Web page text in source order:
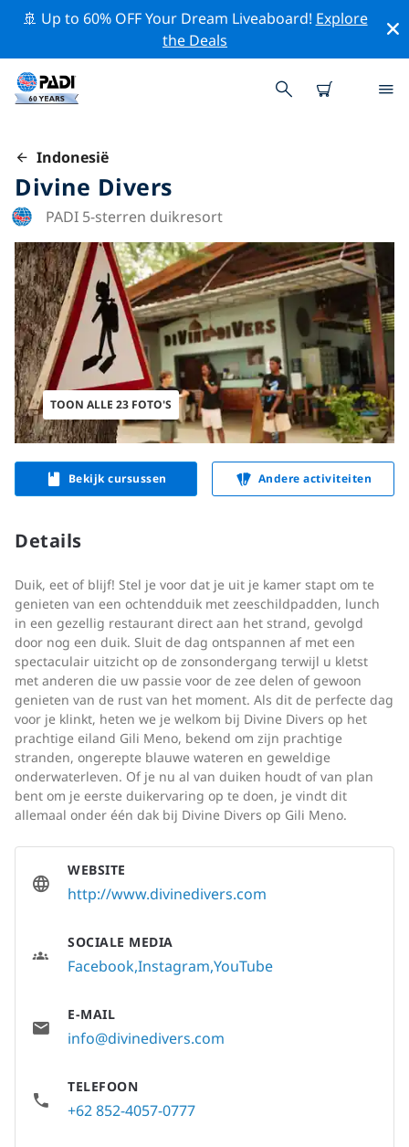
🚢 Up to 60% OFF Your Dream Liveaboard! Explore
the Deals
Indonesië
Divine Divers
PADI 5-sterren duikresort
TOON ALLE 23 FOTO'S
Bekijk cursussen Andere activiteiten
Details
Duik, eet of blijf! Stel je voor dat je uit je kamer stapt om te
genieten van een ochtendduik met zeeschildpadden, lunch
in een gezellig restaurant direct aan het strand, gevolgd
door nog een duik. Sluit de dag ontspannen af met een
spectaculair uitzicht op de zonsondergang terwijl u kletst
met anderen die uw passie voor de zee delen of gewoon
genieten van de rust van het moment. Als dit de perfecte dag
voor je klinkt, heten we je welkom bij Divine Divers op het
prachtige eiland Gili Meno, bekend om zijn prachtige
stranden, ongerepte blauwe wateren en geweldige
onderwaterleven. Of je nu al van duiken houdt of van plan
bent om je eerste duikervaring op te doen, je vindt dit
allemaal onder één dak bij Divine Divers op Gili Meno.
WEBSITE
http://www.divinedivers.com
SOCIALE MEDIA
FacebookInstagram YouTube
E-MAIL
info@divinedivers.com
TELEFOON
+62 852-4057-0777